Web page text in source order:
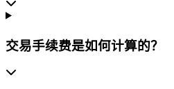
交易手续费是如何计算的？